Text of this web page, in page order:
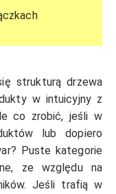
strukturą drzewa
w intuicyjny z
co zrobić, jeśli w
lub dopiero
Puste kategorie
ze względu na
Jeśli trafią w